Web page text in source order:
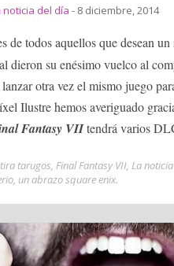
noticia del día - 8 diciembre, 2014
de todos aquellos que desean un
dieron su enésimo vuelco al
otra vez el mismo juego
Ilustre hemos averiguado
Fantasy VIItendrá varios
tarugos, Final Fantasy VII, La
, un abrazo square enix.